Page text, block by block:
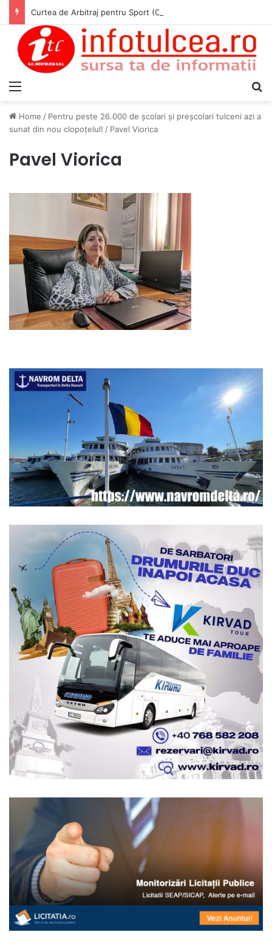
Home / Pentru peste 26.000 de școlari și preșcolari tulceni azi a
sunat din nou clopoțelul! / Pavel Viorica
Pavel Viorica